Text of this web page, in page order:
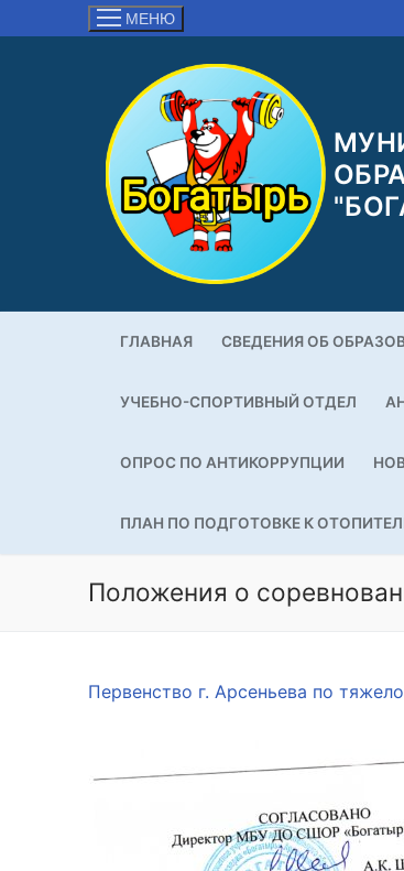
к
МЕНЮ
ГЛАВНАЯ СВЕДЕНИЯ ОБ
УЧЕБНО-СПОРТИВНЫЙ ОТДЕЛ
ОПРОС ПО АНТИКОРРУПЦИИ
ПЛАН ПО ПОДГОТОВКЕ К
Положения о
Первенство г. Арсеньева по